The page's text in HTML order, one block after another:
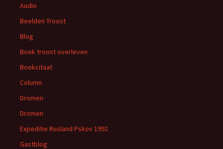
Audio
Beelden Troost
Blog
Boek troost overleven
Boekcitaat
Column
Dromen
Dromen
Expeditie Rusland Pskov 1992
Gastblog